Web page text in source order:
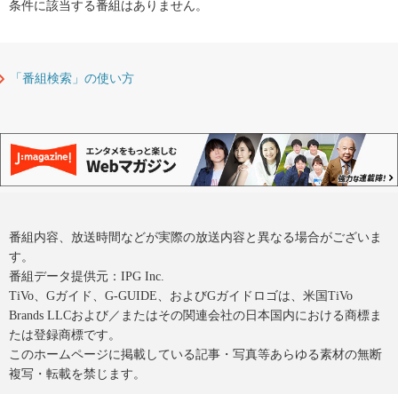
条件に該当する番組はありません。
「番組検索」の使い方
番組内容、放送時間などが実際の放送内容と異なる場合がございま
す。
番組データ提供元：IPG Inc.
TiVo、Gガイド、G-GUIDE、およびGガイドロゴは、米国TiVo
Brands LLCおよび／またはその関連会社の日本国内における商標ま
たは登録商標です。
このホームページに掲載している記事・写真等あらゆる素材の無断
複写・転載を禁じます。